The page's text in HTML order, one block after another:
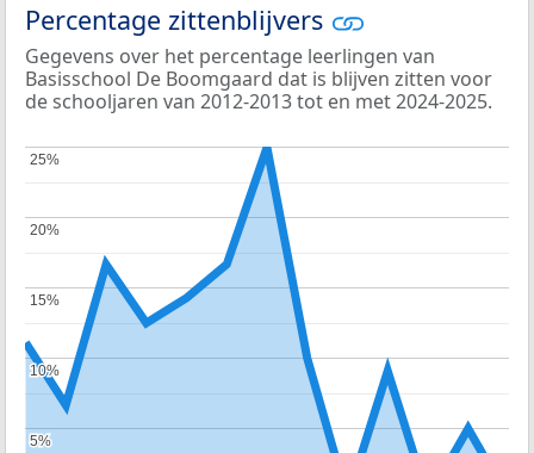
Percentage zittenblijvers
Gegevens over het percentage leerlingen van
Basisschool De Boomgaard dat is blijven zitten voor
de schooljaren van 2012-2013 tot en met 2024-2025.
5%
5%
10%
10%
15%
15%
20%
20%
25%
25%